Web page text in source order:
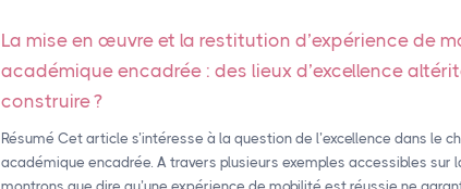
La mise en œuvre et la restitution d’expérience de
académique encadrée : des lieux d’excellence
construire?
Résumé Cet article s’intéresse à la question de l’excellence dans le
académique encadrée. A travers plusieurs exemples accessibles sur